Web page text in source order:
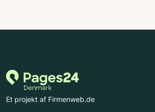
Et projekt af Firmenweb.de